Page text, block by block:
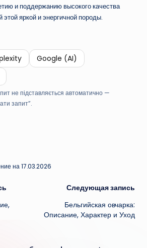
и поддержанию высокого качества
этой яркой и энергичной породы.
Google (AI)
не підставляється автоматично —
запит”.
на 17.03.2026
Следующая запись
Бельгийская овчарка:
Описание, Характер и Уход